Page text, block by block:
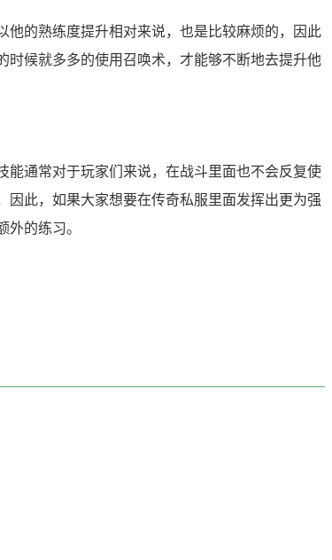
他的熟练度提升相对来说，也是比较麻烦的，因此
候就多多的使用召唤术，才能够不断地去提升他
通常对于玩家们来说，在战斗里面也不会反复使
此，如果大家想要在传奇私服里面发挥出更为强
的练习。